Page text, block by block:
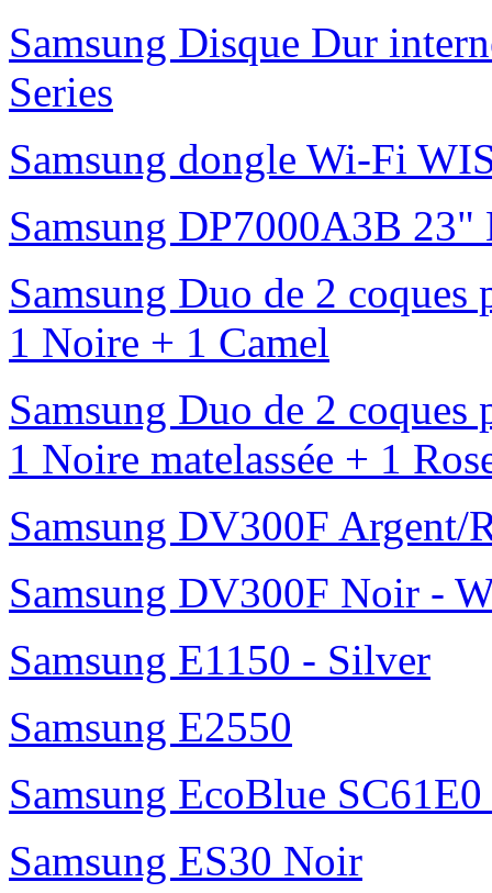
Samsung Disque Dur
Series
Samsung dongle Wi-Fi
Samsung DP7000A3B
Samsung Duo de 2
1 Noire + 1 Camel
Samsung Duo de 2
1 Noire matelassée + 1
Samsung DV300F Argent/
Samsung DV300F Noir -
Samsung E1150 - Silver
Samsung E2550
Samsung EcoBlue
Samsung ES30 Noir